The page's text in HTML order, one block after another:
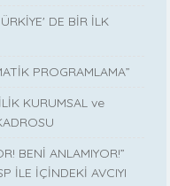
DE BİR İLK
PROGRAMLAMA”
KURUMSAL ve
BENİ ANLAMIYOR!”
İLE İÇİNDEKİ AVCIYI